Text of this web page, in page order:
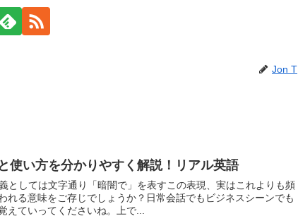
Jon T
使い方を分かりやすく解説！リアル英語
としては文字通り「暗闇で」を表すこの表現、実はこれよりも頻
れる意味をご存じでしょうか？日常会話でもビジネスシーンでも
えていってくださいね。上で...